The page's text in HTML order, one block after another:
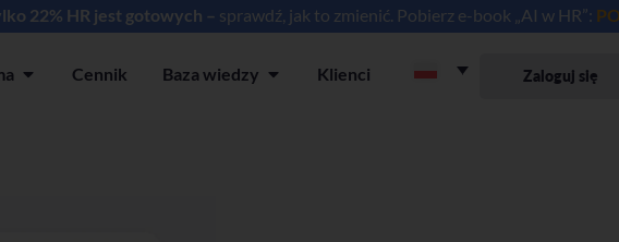
22% HR jest gotowych – sprawdź, jak to zmienić. Pobierz e-book „AI w HR”:
Open Platforma
Cennik Baza wiedzy Open Baza wiedzy
Klienci Zaloguj się